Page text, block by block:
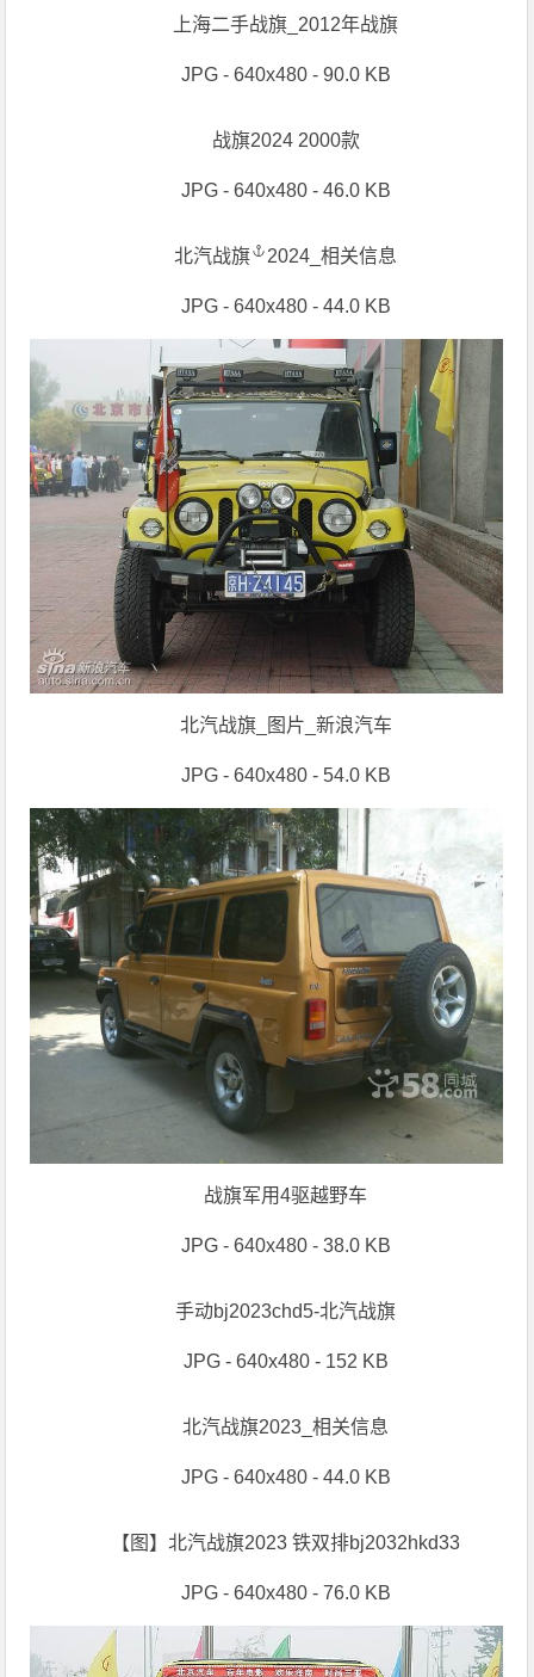
上海二手战旗_2012年战旗
JPG - 640x480 - 90.0 KB
战旗2024 2000款
JPG - 640x480 - 46.0 KB
北汽战旗 2024_相关信息
JPG - 640x480 - 44.0 KB
北汽战旗_图片_新浪汽车
JPG - 640x480 - 54.0 KB
战旗军用4驱越野车
JPG - 640x480 - 38.0 KB
手动bj2023chd5-北汽战旗
JPG - 640x480 - 152 KB
北汽战旗2023_相关信息
JPG - 640x480 - 44.0 KB
【图】北汽战旗2023 铁双排bj2032hkd33
JPG - 640x480 - 76.0 KB